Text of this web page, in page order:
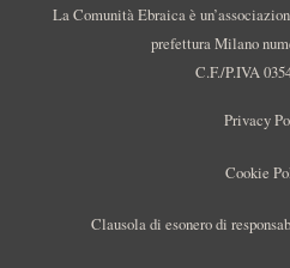
La Comunità Ebraica è
prefettura Milano
C.F./P.IVA
Privacy
Cookie
Clausola di esonero di